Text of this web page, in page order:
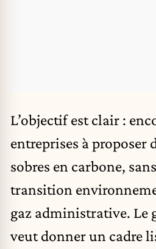
L’objectif est clair :
entreprises à proposer
sobres en carbone,
transition
gaz administrative. Le
veut donner un cadre